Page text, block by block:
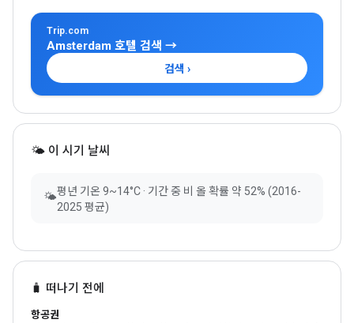
Trip.com
Amsterdam 호텔 검색 →
검색 ›
🌤 이 시기 날씨
🌤평년 기온 9~14°C · 기간 중 비 올 확률 약 52% (2016-
2025 평균)
🧳 떠나기 전에
항공권